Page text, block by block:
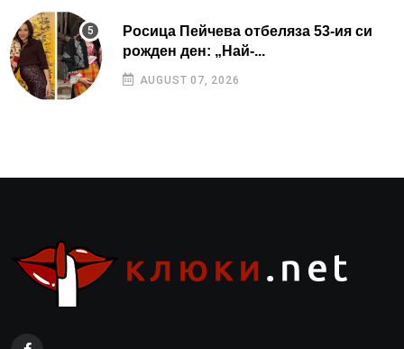
Росица Пейчева отбеляза 53-ия си
рожден ден: „Най-...
AUGUST 07, 2026